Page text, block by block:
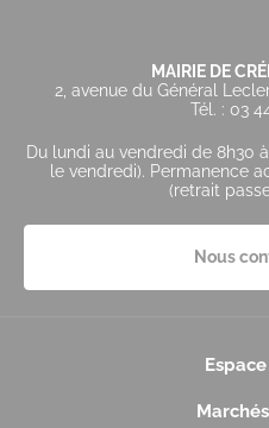
MAIRIE DE
2, avenue du Général
Tél. : 03
Du lundi au vendredi de 8h30 à
le vendredi). Permanence
(retrait
Nous